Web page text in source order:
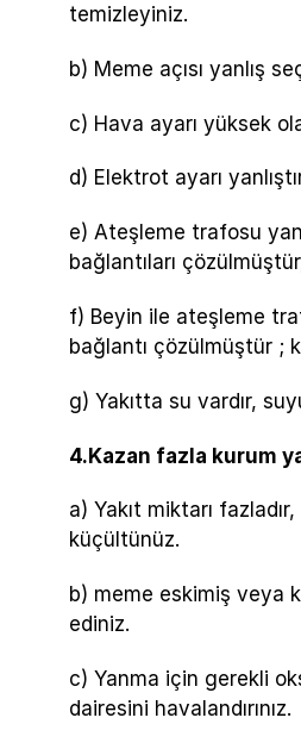
temizleyiniz.
b) Meme açısı yanlış
c) Hava ayarı yüksek
d) Elektrot ayarı
e) Ateşleme trafosu
bağlantıları
f) Beyin ile ateşleme
bağlantı çözülmüştür ;
g) Yakıtta su vardır,
4.Kazan fazla kurum
a) Yakıt miktarı
küçültünüz.
b) meme eskimiş veya
ediniz.
c) Yanma için gerekli
dairesini havalandırınız.